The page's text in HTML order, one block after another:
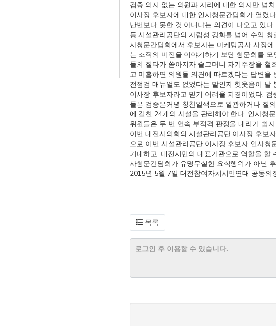
검증 의지 없는 의원과 자리에 대한 의지만 넘
이사장 후보자에 대한 인사청문간담회가 열렸
난번보다 못한 것 아니냐는 의견이 나오고 있
등 시설관리공단의 자립성 강화를 넘어 수익
사청문간담회에서 후보자는 마케팅공사 사장
는 조직의 비전을 이야기하기 보단 청문회를
들의 질타가 쏟아지자 슬그머니 자기주장을
고 미흡하면 의원들 의견에 따르겠다는 답변
전점검 매뉴얼도 없었다는 말인지 헛웃음이
이사장 후보자라고 믿기 어려울 지경이었다.
들은 검증은커녕 칭찬일색으로 일관하거나 질
에 걸친 24개의 시설을 관리해야 한다. 인사청
위원들은 두 번 연속 부적격 판정을 내리기 쉽
이번 대전시의회의 시설관리공단 이사장 후보
으로 이번 시설관리공단 이사장 후보자 인사청
기대하고, 대전시민의 대표기관으로 역할을 할
사청문간담회가 유명무실한 요식행위가 아닌
2015년 5월 7일 대전참여자치시민연대 공동의
목록